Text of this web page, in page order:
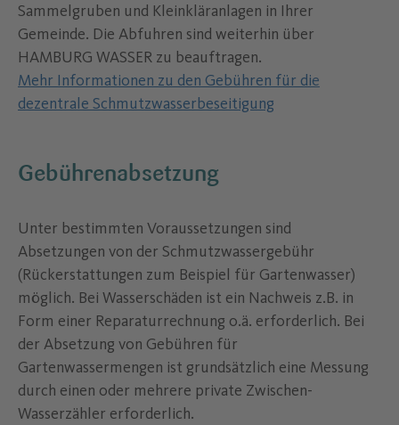
Sammelgruben und Kleinkläranlagen in Ihrer
Gemeinde. Die Abfuhren sind weiterhin über
HAMBURG WASSER zu beauftragen.
Mehr Informationen zu den Gebühren für die
dezentrale Schmutzwasserbeseitigung
Gebührenabsetzung
Unter bestimmten Voraussetzungen sind
Absetzungen von der Schmutzwassergebühr
(Rückerstattungen zum Beispiel für Gartenwasser)
möglich. Bei Wasserschäden ist ein Nachweis z.B. in
Form einer Reparaturrechnung o.ä. erforderlich. Bei
der Absetzung von Gebühren für
Gartenwassermengen ist grundsätzlich eine Messung
durch einen oder mehrere private Zwischen-
Wasserzähler erforderlich.